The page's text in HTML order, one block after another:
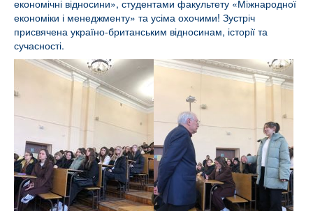
економічні відносини», студентами факультету «Міжнародної
економіки і менеджменту» та усіма охочими! Зустріч
присвячена україно-британським відносинам, історії та
сучасності.